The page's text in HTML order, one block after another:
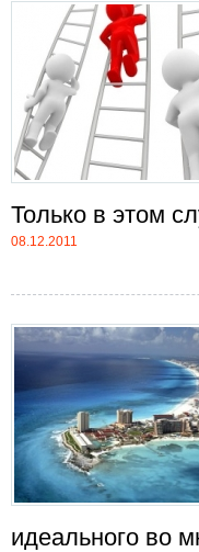
Только в этом
08.12.2011
идеального во